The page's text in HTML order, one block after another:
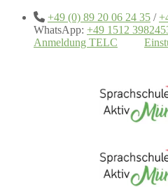
+49 (0) 89 20 06 24 35 /
WhatsApp: +49 1512
Anmeldung TELC